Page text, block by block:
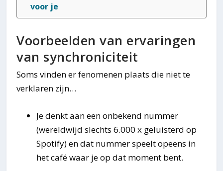
voor je
Voorbeelden van ervaringen
van synchroniciteit
Soms vinden er fenomenen plaats die niet te
verklaren zijn…
Je denkt aan een onbekend nummer
(wereldwijd slechts 6.000 x geluisterd op
Spotify) en dat nummer speelt opeens in
het café waar je op dat moment bent.